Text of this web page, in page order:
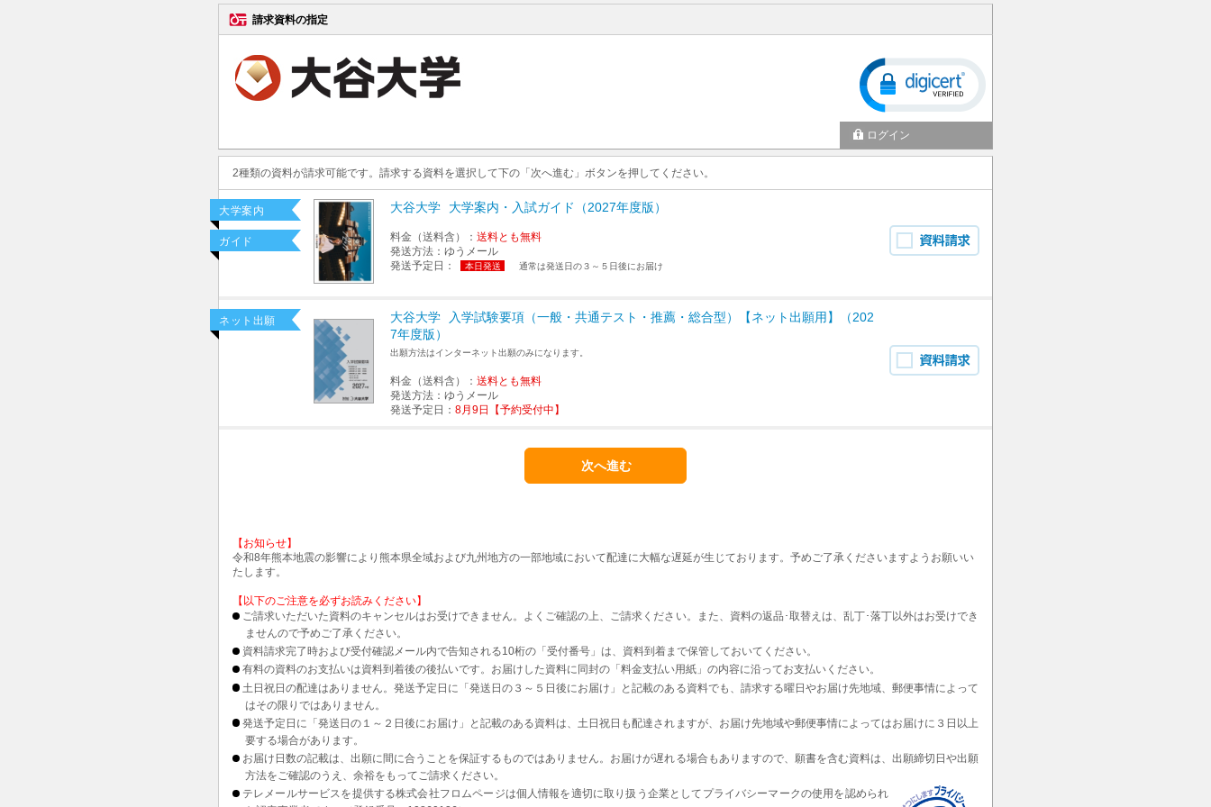
請求資料の指定
ログイン
2種類の資料が請求可能です。請求する資料を選択して下の「次へ進む」ボタンを押してください。
大学案内
ガイド
大谷大学 大学案内・入試ガイド（2027年度版）
料金（送料含）： 送料とも無料
発送方法： ゆうメール
発送予定日：
本日発送 通常は発送日の３～５日後にお届け
ネット出願 大谷大学
入学試験要項（一般・共通テスト・推薦・総合型）【ネット出願用】（202
7年度版）
出願方法はインターネット出願のみになります。
料金（送料含）： 送料とも無料
発送方法： ゆうメール
発送予定日： 8月9日【予約受付中】
【お知らせ】
令和8年熊本地震の影響により熊本県全域および九州地方の一部地域において配達に大幅な遅延が生じております。予めご了承くださいますようお願いい
たします。
【以下のご注意を必ずお読みください】
ご請求いただいた資料のキャンセルはお受けできません。よくご確認の上、ご請求ください。また、資料の返品･取替えは、乱丁･落丁以外はお受けでき
ませんので予めご了承ください。
資料請求完了時および受付確認メール内で告知される10桁の「受付番号」は、資料到着まで保管しておいてください。
有料の資料のお支払いは資料到着後の後払いです。お届けした資料に同封の「料金支払い用紙」の内容に沿ってお支払いください。
土日祝日の配達はありません。発送予定日に「発送日の３～５日後にお届け」と記載のある資料でも、請求する曜日やお届け先地域、郵便事情によって
はその限りではありません。
発送予定日に「発送日の１～２日後にお届け」と記載のある資料は、土日祝日も配達されますが、お届け先地域や郵便事情によってはお届けに３日以上
要する場合があります。
お届け日数の記載は、出願に間に合うことを保証するものではありません。お届けが遅れる場合もありますので、願書を含む資料は、出願締切日や出願
方法をご確認のうえ、余裕をもってご請求ください。
テレメールサービスを提供する株式会社フロムページは個人情報を適切に取り扱う企業としてプライバシーマークの使用を認められ